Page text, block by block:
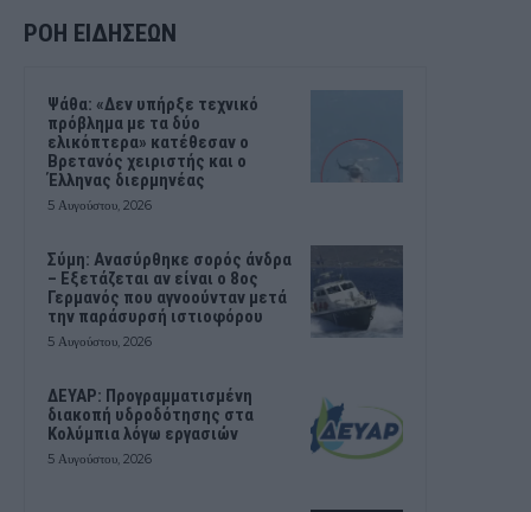
ΡΟΗ ΕΙΔΗΣΕΩΝ
Ψάθα: «Δεν υπήρξε τεχνικό
πρόβλημα με τα δύο
ελικόπτερα» κατέθεσαν ο
Βρετανός χειριστής και ο
Έλληνας διερμηνέας
5 Αυγούστου, 2026
Σύμη: Ανασύρθηκε σορός άνδρα
– Εξετάζεται αν είναι ο 8ος
Γερμανός που αγνοούνταν μετά
την παράσυρσή ιστιοφόρου
5 Αυγούστου, 2026
ΔΕΥΑΡ: Προγραμματισμένη
διακοπή υδροδότησης στα
Κολύμπια λόγω εργασιών
5 Αυγούστου, 2026